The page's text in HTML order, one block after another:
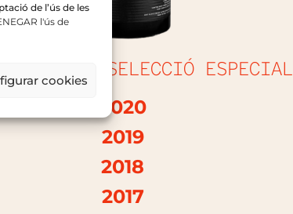
de l’ús de les
l'ús de
cookies
VELLES SELECCIÓ ESPECIAL
2020
2019
2018
2017